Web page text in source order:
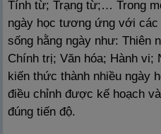
Tính từ; Trạng từ;… Trong
ngày học tương ứng với
sống hằng ngày như: Thiên
Chính trị; Văn hóa; Hành
kiến thức thành nhiều ngày
điều chỉnh được kế hoạch
đúng tiến độ.